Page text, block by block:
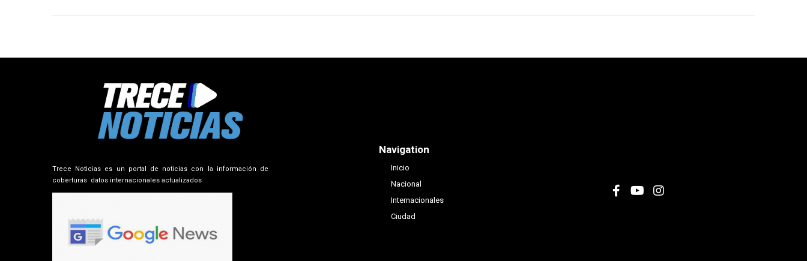
Trece Noticias es un portal de noticias con la información de
coberturas datos internacionales actualizados
Navigation
Inicio
Nacional
Internacionales
Ciudad